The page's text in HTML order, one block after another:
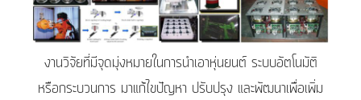
งานวิจัยที่มีจุดมุ่งหมายในการนำเอาหุ่นยนต์ ระบบอัตโนมัติ
หรือกระบวนการ มาแก้ไขปัญหา ปรับปรุง และพัฒนาเพื่อเพิ่ม